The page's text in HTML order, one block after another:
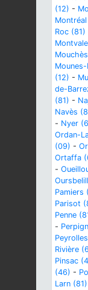
(12) -
Roc (81)
(12) -
de-
(81) -
Navès
- Nyer
Ordan-
(09) -
Ortaffa
-
Pamiers
Parisot
Penne
-
Rivière
Pinsac
(46) -
Larn (81)